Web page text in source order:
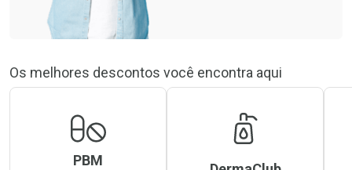
Os melhores descontos você encontra aqui
PBM